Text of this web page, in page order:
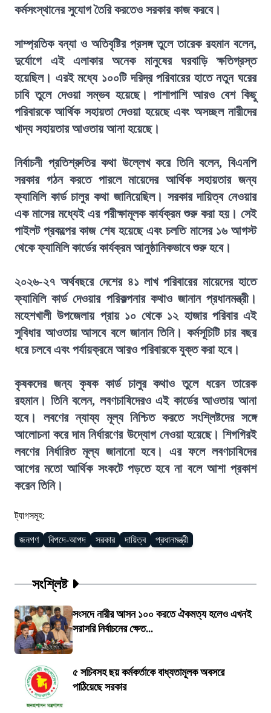
কর্মসংস্থানের সুযোগ তৈরি করতেও সরকার কাজ করবে।
সাম্প্রতিক বন্যা ও অতিবৃষ্টির প্রসঙ্গ তুলে তারেক রহমান বলেন,
দুর্যোগে এই এলাকার অনেক মানুষের ঘরবাড়ি ক্ষতিগ্রস্ত
হয়েছিল। এরই মধ্যে ১০০টি দরিদ্র পরিবারের হাতে নতুন ঘরের
চাবি তুলে দেওয়া সম্ভব হয়েছে। পাশাপাশি আরও বেশ কিছু
পরিবারকে আর্থিক সহায়তা দেওয়া হয়েছে এবং অসচ্ছল নারীদের
খাদ্য সহায়তার আওতায় আনা হয়েছে।
নির্বাচনী প্রতিশ্রুতির কথা উল্লেখ করে তিনি বলেন, বিএনপি
সরকার গঠন করতে পারলে মায়েদের আর্থিক সহায়তার জন্য
ফ্যামিলি কার্ড চালুর কথা জানিয়েছিল। সরকার দায়িত্ব নেওয়ার
এক মাসের মধ্যেই এর পরীক্ষামূলক কার্যক্রম শুরু করা হয়। সেই
পাইলট প্রকল্পের কাজ শেষ হয়েছে এবং চলতি মাসের ১৬ আগস্ট
থেকে ফ্যামিলি কার্ডের কার্যক্রম আনুষ্ঠানিকভাবে শুরু হবে।
২০২৬-২৭ অর্থবছরে দেশের ৪১ লাখ পরিবারের মায়েদের হাতে
ফ্যামিলি কার্ড দেওয়ার পরিকল্পনার কথাও জানান প্রধানমন্ত্রী।
মহেশখালী উপজেলায় প্রায় ১০ থেকে ১২ হাজার পরিবার এই
সুবিধার আওতায় আসবে বলে জানান তিনি। কর্মসূচিটি চার বছর
ধরে চলবে এবং পর্যায়ক্রমে আরও পরিবারকে যুক্ত করা হবে।
কৃষকদের জন্য কৃষক কার্ড চালুর কথাও তুলে ধরেন তারেক
রহমান। তিনি বলেন, লবণচাষিদেরও এই কার্ডের আওতায় আনা
হবে। লবণের ন্যায্য মূল্য নিশ্চিত করতে সংশ্লিষ্টদের সঙ্গে
আলোচনা করে দাম নির্ধারণের উদ্যোগ নেওয়া হয়েছে। শিগগিরই
লবণের নির্ধারিত মূল্য জানানো হবে। এর ফলে লবণচাষিদের
আগের মতো আর্থিক সংকটে পড়তে হবে না বলে আশা প্রকাশ
করেন তিনি।
ট্যাগসমূহ:
জনগণ বিপদে-আপদ সরকার দায়িত্ব প্রধানমন্ত্রী
সংশ্লিষ্ট
সংসদে নারীর আসন ১০০ করতে ঐকমত্য হলেও এখনই
সরাসরি নির্বাচনের ক্ষেত...
৫ সচিবসহ ছয় কর্মকর্তাকে বাধ্যতামূলক অবসরে
পাঠিয়েছে সরকার